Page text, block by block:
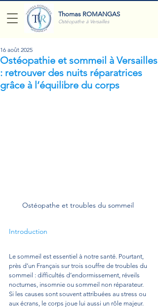
Thomas ROMANGAS
Ostéopathe à Versailles
Ostéopathie et sommeil à Versailles
: retrouver des nuits réparatrices
grâce à l’équilibre du corps
16 août 2025
Ostéopathe et troubles du sommeil
Introduction
Le sommeil est essentiel à notre santé. Pourtant,
près d’un Français sur trois souffre de troubles du
sommeil : difficultés d’endormissement, réveils
nocturnes, insomnie ou sommeil non réparateur.
Si les causes sont souvent attribuées au stress ou
aux écrans, le corps joue lui aussi un rôle majeur.